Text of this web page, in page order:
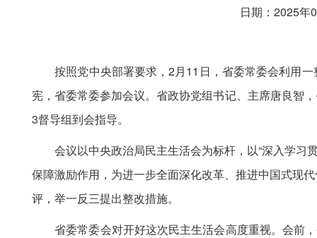
日期：2025
按照党中央部署要求，2月11日，省委常委会利用一
宪，省委常委参加会议。省政协党组书记、主席唐良智
3督导组到会指导。
会议以中央政治局民主生活会为标杆，以“深入学习
保障激励作用，为进一步全面深化改革、推进中国式现
评，举一反三提出整改措施。
省委常委会对开好这次民主生活会高度重视。会前，